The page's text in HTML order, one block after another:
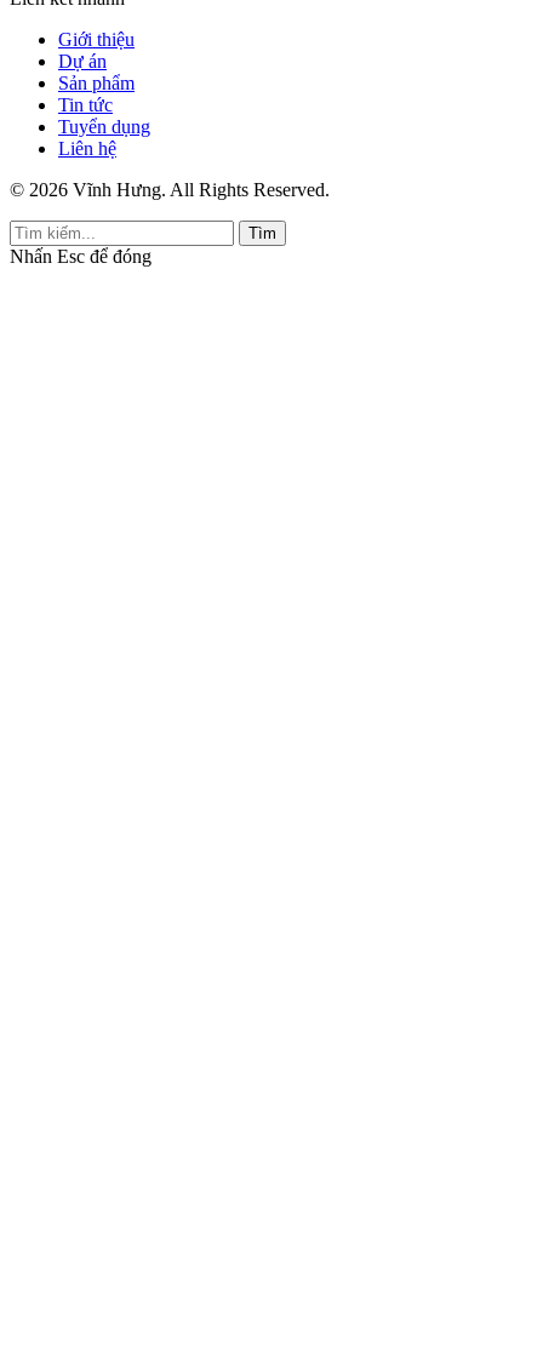
Giới thiệu
Dự án
Sản phẩm
Tin tức
Tuyển dụng
Liên hệ
© 2026 Vĩnh Hưng. All Rights Reserved.
Tìm
Nhấn Esc để đóng